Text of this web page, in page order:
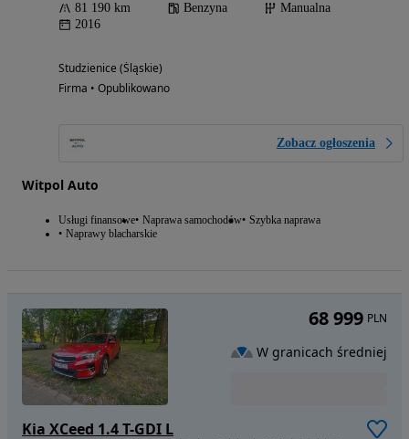
81 190 km Benzyna
Manualna
2016
Studzienice (Śląskie)
Firma • Opublikowano
Zobacz ogłoszenia
Witpol Auto
Usługi finansowe Naprawa samochodów Szybka naprawa
Naprawy blacharskie
Kia XCeed 1.4 T-GDI L
68 999 PLN
W granicach średniej